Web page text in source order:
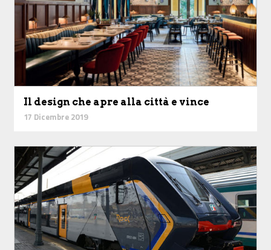
Il design che apre alla città e vince
17 Dicembre 2019